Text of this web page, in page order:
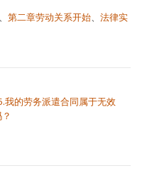
、 第二章劳动关系开始、 法律实
我的劳务派遣合同属于无效